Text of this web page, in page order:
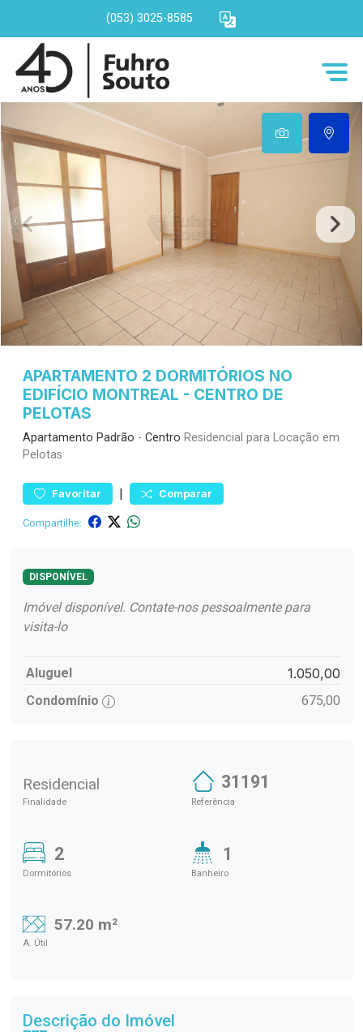
(053) 3025-8585
APARTAMENTO 2 DORMITÓRIOS NO
EDIFÍCIO MONTREAL - CENTRO DE
PELOTAS
Apartamento Padrão - Centro Residencial para Locação em
Pelotas
Favoritar | Comparar
Compartilhe:
DISPONÍVEL
Imóvel disponível. Contate-nos pessoalmente para
visita-lo
Aluguel 1.050,00
Condomínio 675,00
Residencial
Finalidade
31191
Referência
2
Dormitórios
1
Banheiro
57.20 m²
A. Útil
Descrição do Imóvel